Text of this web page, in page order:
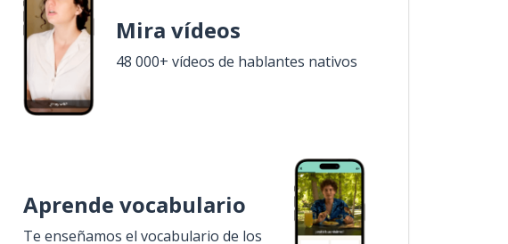
Mira vídeos
48 000+ vídeos de hablantes nativos
Aprende vocabulario
Te enseñamos el vocabulario de los